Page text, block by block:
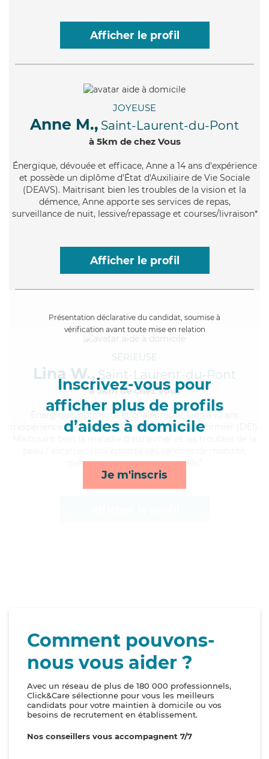
Afficher le profil
JOYEUSE
Anne M., Saint-Laurent-du-Pont
à 5km de chez Vous
Énergique, dévouée et efficace, Anne a 14 ans d'expérience
et possède un diplôme d'État d'Auxiliaire de Vie Sociale
(DEAVS). Maitrisant bien les troubles de la vision et la
démence, Anne apporte ses services de repas,
surveillance de nuit, lessive/repassage et courses/livraison*
Afficher le profil
Présentation déclarative du candidat, soumise à
vérification avant toute mise en relation
Inscrivez-vous pour
afficher plus de profils
d’aides à domicile
Je m'inscris
SÉRIEUSE
Lina W., Saint-Laurent-du-Pont
à 5km de chez Vous
, optimiste et chaleureuse, Lina a 10 ans
d'expérience et possède un diplôme d'Etat d'infirmier (DEI).
ménage, transports et activités*
Comment pouvons-
nous vous aider ?
Avec un réseau de plus de 180 000 professionnels,
Click&Care sélectionne pour vous les meilleurs
candidats pour votre maintien à domicile ou vos
besoins de recrutement en établissement.
Nos conseillers vous accompagnent 7/7